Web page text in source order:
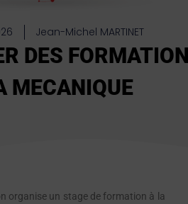
Jean-Michel MARTINET
DES
MECANIQUE
organise un stage de formation à la